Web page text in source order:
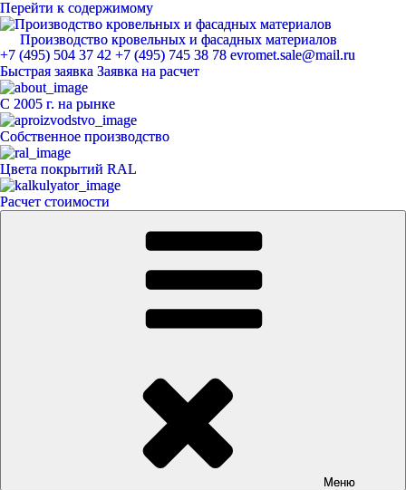
Перейти к содержимому
Производство кровельных и фасадных материалов
ЕвроМет
+7 (495) 504 37 42 +7 (495) 745 38 78 evromet.sale@mail.ru
Быстрая заявка Заявка на расчет
С 2005 г. на рынке
Собственное производство
Цвета покрытий RAL
Расчет стоимости
Меню